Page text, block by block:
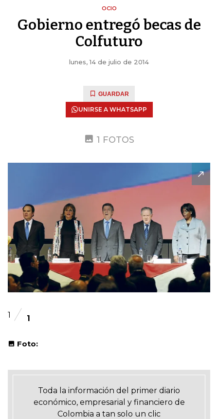
OCIO
Gobierno entregó becas de
Colfuturo
lunes, 14 de julio de 2014
GUARDAR
UNIRSE A WHATSAPP
1 FOTOS
1 1
Foto:
Toda la información del primer diario
económico, empresarial y financiero de
Colombia a tan solo un clic